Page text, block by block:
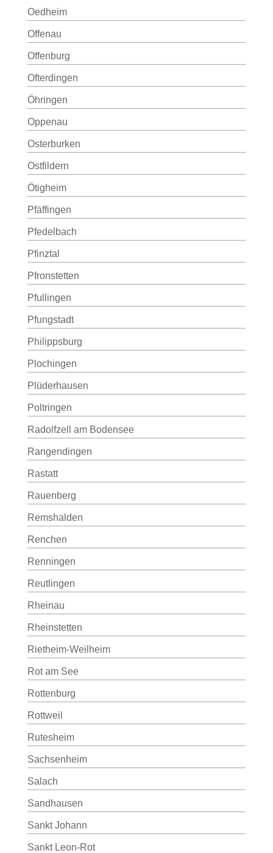
Oedheim
Offenau
Offenburg
Ofterdingen
Öhringen
Oppenau
Osterburken
Ostfildern
Ötigheim
Pfäffingen
Pfedelbach
Pfinztal
Pfronstetten
Pfullingen
Pfungstadt
Philippsburg
Plochingen
Plüderhausen
Poltringen
Radolfzell am Bodensee
Rangendingen
Rastatt
Rauenberg
Remshalden
Renchen
Renningen
Reutlingen
Rheinau
Rheinstetten
Rietheim-Weilheim
Rot am See
Rottenburg
Rottweil
Rutesheim
Sachsenheim
Salach
Sandhausen
Sankt Johann
Sankt Leon-Rot